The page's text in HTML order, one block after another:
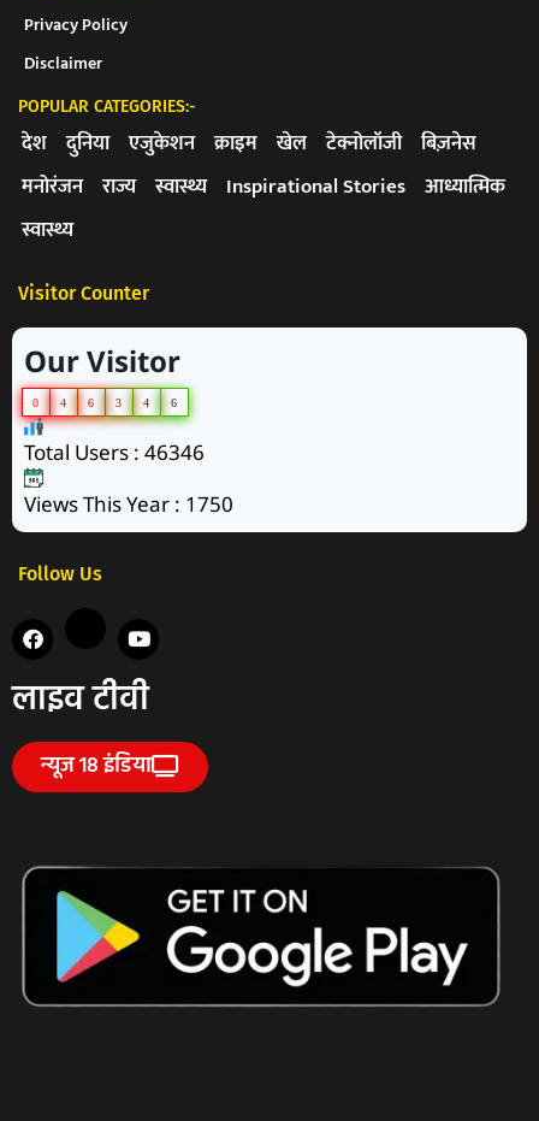
Privacy Policy
Disclaimer
POPULAR CATEGORIES:-
देश दुनिया एजुकेशन क्राइम खेल टेक्नोलॉजी बिज़नेस
मनोरंजन राज्य स्वास्थ्य Inspirational Stories आध्यात्मिक
स्वास्थ्य
Visitor Counter
Our Visitor
0 4 6 3 4 6
Total Users : 46346
Views This Year : 1750
Follow Us
लाइव टीवी
न्यूज 18 इंडिया